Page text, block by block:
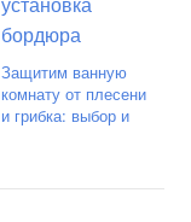
Защитим ванную
комнату от плесени
и грибка: выбор и